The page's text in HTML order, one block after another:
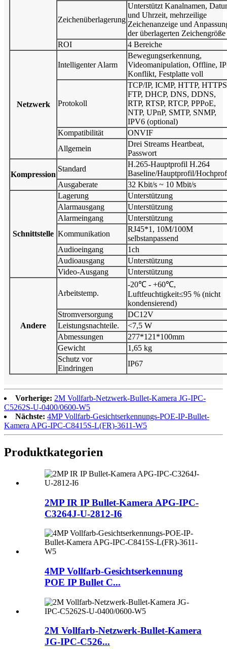
Zeichenüberlagerung
Unterstützt Kanalnamen,
und Uhrzeit, mehrzeilige
Zeichenanzeige und
der überlagerten Zeichengröße
ROI
4 Bereiche
Netzwerk
Intelligenter Alarm
Bewegungserkennung,
Videomanipulation, Offline,
Konflikt, Festplatte voll
Protokoll
TCP/IP, ICMP, HTTP,
FTP, DHCP, DNS, DDNS,
RTP, RTSP, RTCP, PPPoE,
NTP, UPnP, SMTP, SNMP,
IPV6 (optional)
Kompatibilität
ONVIF
Allgemein
Drei Streams Heartbeat,
Passwort
Kompression
Standard
H.265-Hauptprofil H.264
Baseline/Hauptprofil/
Ausgaberate
32 Kbit/s ~ 10 Mbit/s
Schnittstelle
Lagerung
Unterstützung
Alarmausgang
Unterstützung
Alarmeingang
Unterstützung
Kommunikation
RJ45*1, 10M/100M
selbstanpassend
Audioeingang
1ch
Audioausgang
Unterstützung
Video-Ausgang
Unterstützung
Andere
Arbeitstemp.
-20℃ - +60℃,
Luftfeuchtigkeit≤95 % (nicht
kondensierend)
Stromversorgung
DC12V
Leistungsnachteile.
<7,5 W
Abmessungen
277*121*100mm
Gewicht
1,65 kg
Schutz vor
Eindringen
IP67
Vorherige: 2M Vollfarb-Netzwerk-Bullet-Kamera JG-IPC-
C5262S-U-0400/0600-W5
Nächste: 4MP Vollfarb-Gesichtserkennungs-POE-IP-Bullet-
Kamera APG-IPC-C8415S-L(FR)-3611-W5
Produktkategorien
2MP IR IP Bullet-Kamera APG-IPC-
C3264J-U-2812-I6
4MP Vollfarb-Gesichtserkennung
POE IP Bullet C...
2M Vollfarb-Netzwerk-Bullet-Kamera
JG-IPC-C526...